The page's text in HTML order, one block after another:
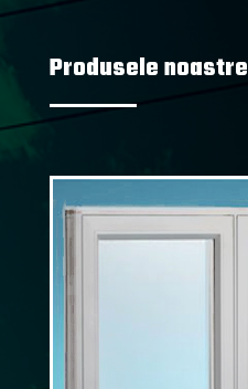
Produsele noastre